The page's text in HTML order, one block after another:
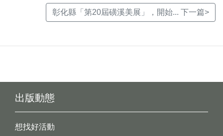
彰化縣「第20屆磺溪美展」，開始... 下一篇>
出版動態
想找好活動